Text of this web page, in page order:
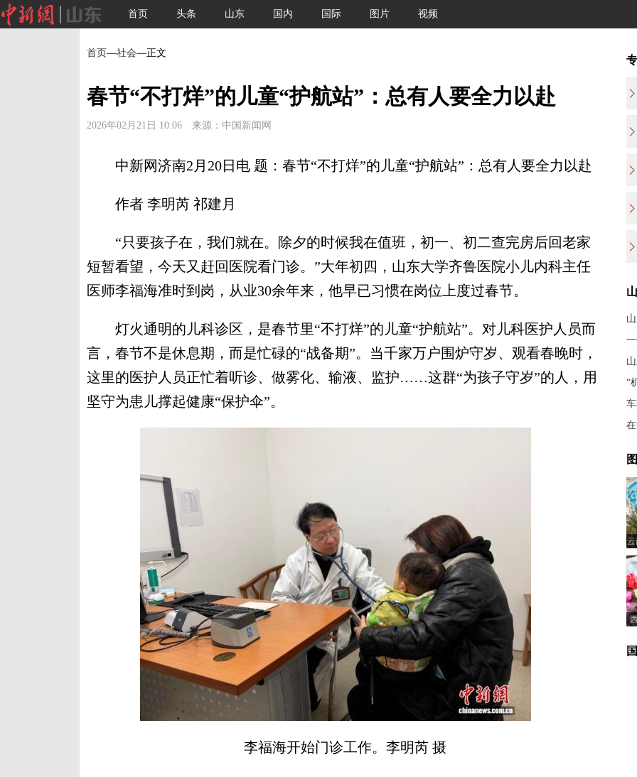
首页 头条 山东 国内 国际 图片 视频
首页—社会—正文
春节“不打烊”的儿童“护航站”：总有人要全力以赴
2026年02月21日 10:06 来源：中国新闻网
中新网济南2月20日电 题：春节“不打烊”的儿童“护航站”：总有人要全力以赴
作者 李明芮 祁建月
“只要孩子在，我们就在。除夕的时候我在值班，初一、初二查完房后回老家
短暂看望，今天又赶回医院看门诊。”大年初四，山东大学齐鲁医院小儿内科主任
医师李福海准时到岗，从业30余年来，他早已习惯在岗位上度过春节。
灯火通明的儿科诊区，是春节里“不打烊”的儿童“护航站”。对儿科医护人员而
言，春节不是休息期，而是忙碌的“战备期”。当千家万户围炉守岁、观看春晚时，
这里的医护人员正忙着听诊、做雾化、输液、监护……这群“为孩子守岁”的人，用
坚守为患儿撑起健康“保护伞”。
李福海开始门诊工作。李明芮 摄
“
云